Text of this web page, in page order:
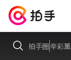
拍手圈辛彩薰